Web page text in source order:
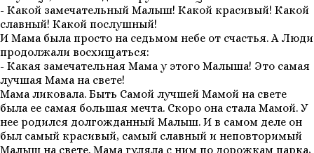
- Какой замечательный Малыш! Какой красивый! Какой
славный! Какой послушный!
И Мама была просто на седьмом небе от счастья. А Люди
продолжали восхищаться:
- Какая замечательная Мама у этого Малыша! Это самая
лучшая Мама на свете!
Мама ликовала. Быть Самой лучшей Мамой на свете
была ее самая большая мечта. Скоро она стала Мамой. У
нее родился долгожданный Малыш. И в самом деле он
был самый красивый, самый славный и неповторимый
Малыш на свете. Мама гуляла с ним по дорожкам парка,